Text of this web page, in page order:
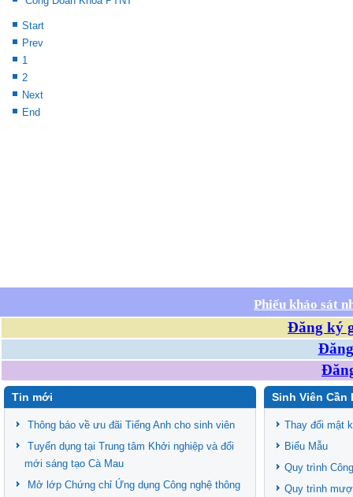
Start
Prev
1
2
Next
End
Phiếu khảo sát
Đăng ký
Tin mới
Thông báo về ưu đãi Tiếng Anh cho sinh viên
Tuyển dụng tại Trung tâm Khởi nghiệp và đổi
mới sáng tạo Cà Mau
Mở lớp Chứng chỉ Ứng dụng Công nghệ thông
Sinh Viên Cần
Thay đổi mật
Biểu Mẫu
Quy trình
Quy trình